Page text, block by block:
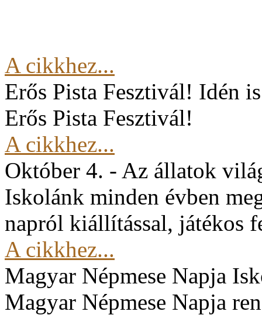
A cikkhez...
Erős Pista Fesztivál! Idén
Erős Pista Fesztivál!
A cikkhez...
Október 4. - Az állatok
Iskolánk minden évben
napról kiállítással, játékos
A cikkhez...
Magyar Népmese Napja
Magyar Népmese Napja